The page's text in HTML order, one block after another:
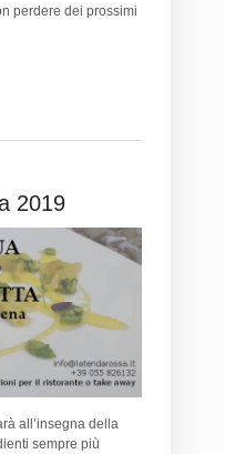
perdere dei prossimi
2019
all’insegna della
sempre più